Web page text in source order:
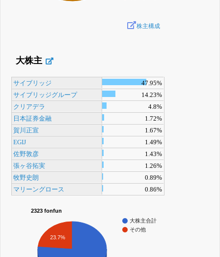
株主構成
大株主
サイブリッジ
47.95%
サイブリッジグループ
14.23%
クリアデラ
4.8%
日本証券金融
1.72%
賀川正宣
1.67%
EGIJ
1.49%
佐野敦彦
1.43%
張ヶ谷拓実
1.26%
牧野史朗
0.89%
マリーングロース
0.86%
2323 fonfun
大株主合計
その他
23.7%